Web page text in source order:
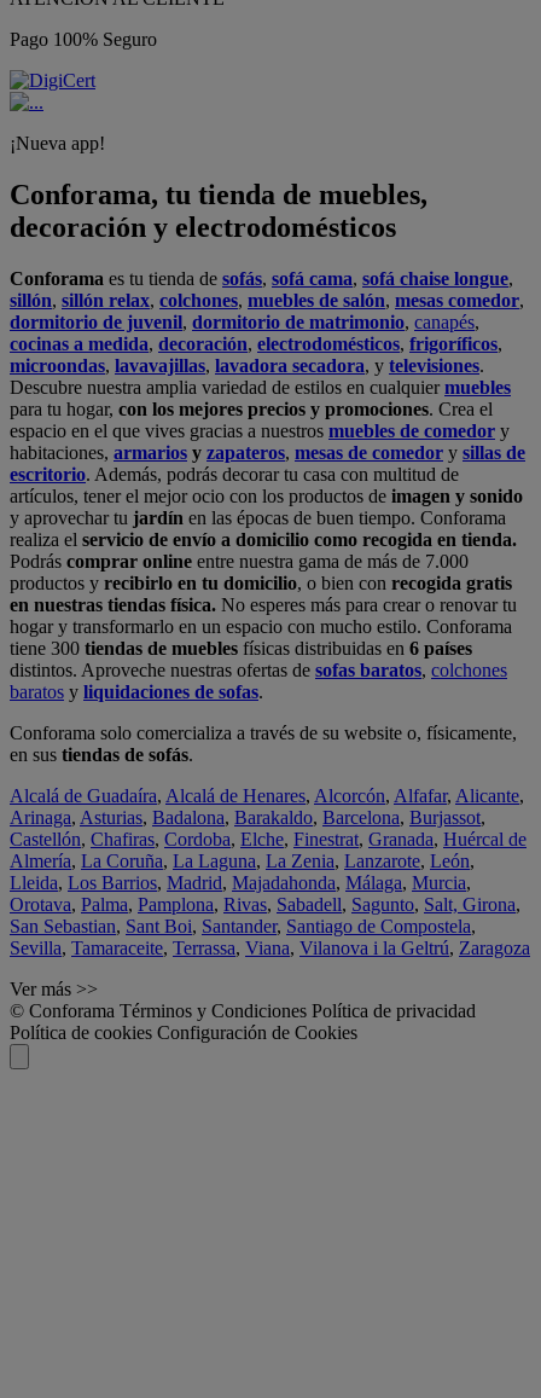
Pago 100% Seguro
¡Nueva app!
Conforama, tu tienda de muebles,
decoración y electrodomésticos
Conforama es tu tienda de sofás, sofá cama, sofá chaise longue,
sillón, sillón relax, colchones, muebles de salón, mesas comedor,
dormitorio de juvenil, dormitorio de matrimonio, canapés,
cocinas a medida, decoración, electrodomésticos, frigoríficos,
microondas, lavavajillas, lavadora secadora, y televisiones.
Descubre nuestra amplia variedad de estilos en cualquiermuebles
para tu hogar, con los mejores precios y promociones. Crea el
espacio en el que vives gracias a nuestros muebles de comedor y
habitaciones, armarios y zapateros, mesas de comedor y sillas de
escritorio. Además, podrás decorar tu casa con multitud de
artículos, tener el mejor ocio con los productos de imagen y sonido
y aprovechar tu jardín en las épocas de buen tiempo. Conforama
realiza el servicio de envío a domicilio como recogida en tienda.
Podrás comprar online entre nuestra gama de más de 7.000
productos y recibirlo en tu domicilio, o bien con recogida gratis
en nuestras tiendas física. No esperes más para crear o renovar tu
hogar y transformarlo en un espacio con mucho estilo. Conforama
tiene 300 tiendas de muebles físicas distribuidas en 6 países
distintos. Aproveche nuestras ofertas de sofas baratos, colchones
baratos y liquidaciones de sofas.
Conforama solo comercializa a través de su website o, físicamente,
en sus tiendas de sofás.
Alcalá de Guadaíra, Alcalá de Henares, Alcorcón, Alfafar, Alicante,
Arinaga, Asturias, Badalona, Barakaldo, Barcelona, Burjassot,
Castellón, Chafiras, Cordoba, Elche, Finestrat, Granada, Huércal de
Almería, La Coruña, La Laguna, La Zenia, Lanzarote, León,
Lleida, Los Barrios, Madrid, Majadahonda, Málaga, Murcia,
Orotava, Palma, Pamplona, Rivas, Sabadell, Sagunto, Salt, Girona,
San Sebastian, Sant Boi, Santander, Santiago de Compostela,
Sevilla, Tamaraceite, Terrassa, Viana, Vilanova i la Geltrú, Zaragoza
Ver más >>
© Conforama Términos y Condiciones Política de privacidad
Política de cookies Configuración de Cookies